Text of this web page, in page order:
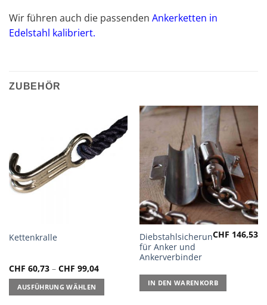
Wir führen auch die passenden Ankerketten in
Edelstahl kalibriert.
ZUBEHÖR
Kettenkralle
CHF 60,73– CHF 99,04
AUSFÜHRUNG WÄHLEN
Dieses
mehrere
Varianten
auf.
Diebstahlsicherung
für Anker und
Ankerverbinder
CHF 146,53
IN DEN WARENKORB